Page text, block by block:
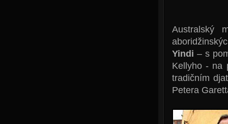
Australský
Yindi – s
Kellyho - na
tradičním
Petera